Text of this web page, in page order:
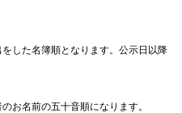
した名簿順となります。公示日以降
お名前の五十音順になります。